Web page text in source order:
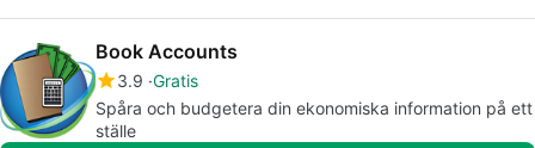
Book Accounts
3.9 Gratis
Spåra och budgetera din ekonomiska information på ett
ställe